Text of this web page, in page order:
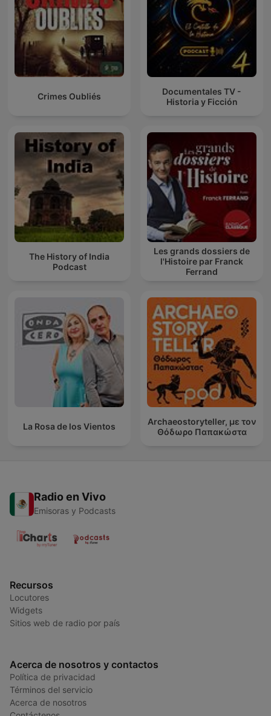
Crimes Oubliés
Documentales TV -
Historia y Ficción
The History of India
Podcast
Les grands dossiers de
l'Histoire par Franck
Ferrand
La Rosa de los Vientos
Archaeostoryteller, με τον
Θόδωρο Παπακώστα
Radio en Vivo
Emisoras y Podcasts
Recursos
Locutores
Widgets
Sitios web de radio por país
Acerca de nosotros y contactos
Política de privacidad
Términos del servicio
Acerca de nosotros